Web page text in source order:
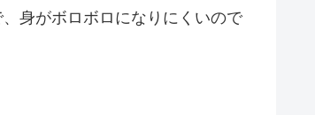
身がボロボロになりにくいので